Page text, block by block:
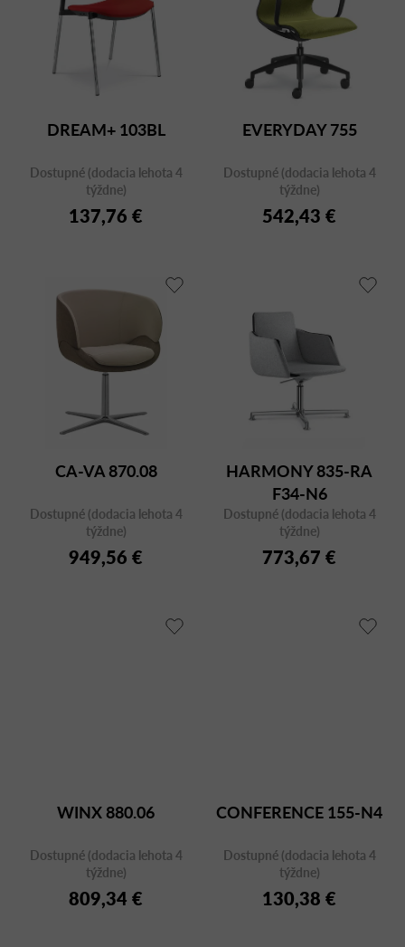
DREAM+ 103BL
Dostupné (dodacia lehota 4
týždne)
137,76 €
EVERYDAY 755
Dostupné (dodacia lehota 4
týždne)
542,43 €
CA-VA 870.08
Dostupné (dodacia lehota 4
týždne)
949,56 €
HARMONY 835-RA
F34-N6
Dostupné (dodacia lehota 4
týždne)
773,67 €
WINX 880.06
Dostupné (dodacia lehota 4
týždne)
809,34 €
CONFERENCE 155-N4
Dostupné (dodacia lehota 4
týždne)
130,38 €